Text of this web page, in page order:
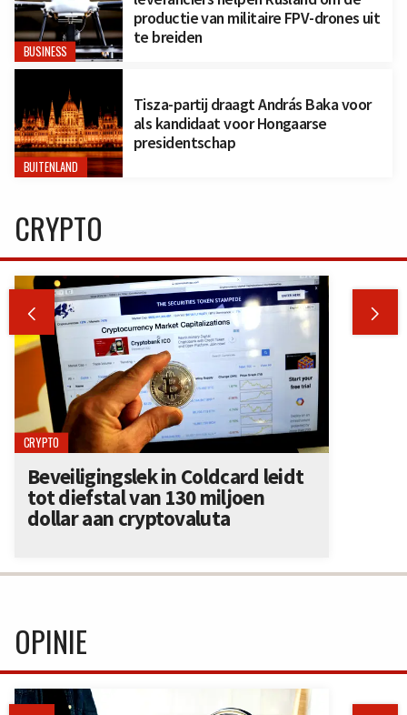
BUSINESS
productie van militaire FPV-drones uit
te breiden
BUITENLAND
Tisza-partij draagt András Baka voor
als kandidaat voor Hongaarse
presidentschap
CRYPTO
 
CRYPTO
Beveiligingslek in Coldcard leidt
tot diefstal van 130 miljoen
dollar aan cryptovaluta
OPINIE